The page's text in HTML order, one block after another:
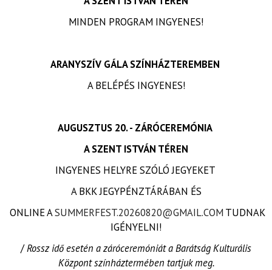
MINDEN PROGRAM INGYENES!
ARANYSZÍV GÁLA SZÍNHÁZTEREMBEN
A BELÉPÉS INGYENES!
AUGUSZTUS 20. - ZÁRÓCEREMÓNIA
A SZENT ISTVÁN TÉREN
INGYENES HELYRE SZÓLÓ JEGYEKET
A BKK JEGYPÉNZTÁRÁBAN ÉS
ONLINE ASUMMERFEST.20260820@GMAIL.COM TUDNAK
IGÉNYELNI!
/Rossz idő esetén a záróceremóniát a Barátság Kulturális
Központ színháztermében tartjuk meg.